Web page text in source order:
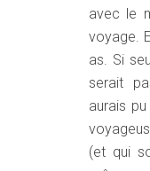
avec le
voyage.
as. Si
serait
aurais
(et qui